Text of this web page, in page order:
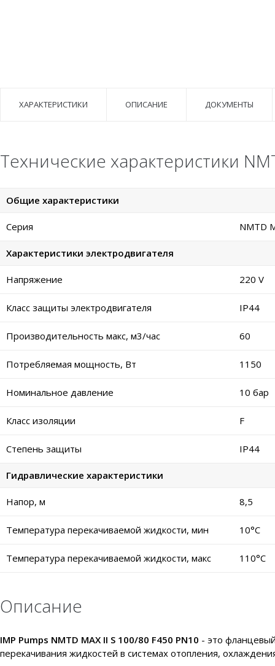
ХАРАКТЕРИСТИКИ ОПИСАНИЕ ДОКУМЕНТЫ
Технические характеристики
Общие характеристики
Серия NMTD
Характеристики электродвигателя
Напряжение 220 V
Класс защиты электродвигателя IP44
Производительность макс, м3/час 60
Потребляемая мощность, Вт 1150
Номинальное давление 10 бар
Класс изоляции F
Степень защиты IP44
Гидравлические характеристики
Напор, м 8,5
Температура перекачиваемой жидкости, мин 10°C
Температура перекачиваемой жидкости, макс 110°C
Описание
IMP Pumps NMTD MAX II S 100/80 F450 PN10 - это
перекачивания жидкостей в системах отопления,